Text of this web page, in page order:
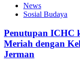
News
Sosial Budaya
Penutupan ICHC
Meriah dengan
Jerman